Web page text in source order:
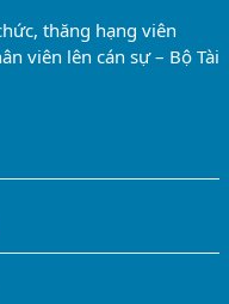
thăng hạng viên
viên lên cán sự – Bộ Tài